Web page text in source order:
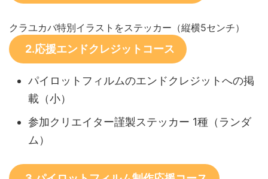
クラユカバ特別イラストをステッカー（縦横5センチ）
2.応援エンドクレジットコース
パイロットフィルムのエンドクレジットへの掲
載（小）
参加クリエイター謹製ステッカー 1種（ランダ
ム）